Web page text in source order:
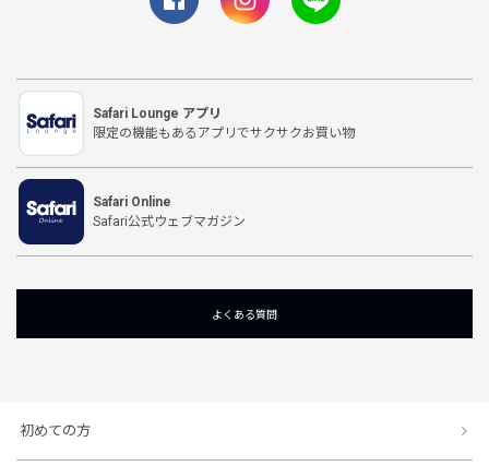
Safari Lounge アプリ
限定の機能もあるアプリでサクサクお買い物
Safari Online
Safari公式ウェブマガジン
よくある質問
初めての方